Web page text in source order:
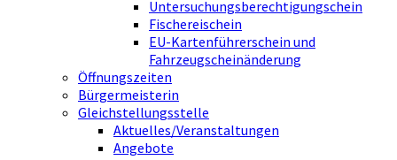
Untersuchungsberechtigungschein
Fischereischein
EU-Kartenführerschein und
Fahrzeugscheinänderung
Öffnungszeiten
Bürgermeisterin
Gleichstellungsstelle
Aktuelles/Veranstaltungen
Angebote